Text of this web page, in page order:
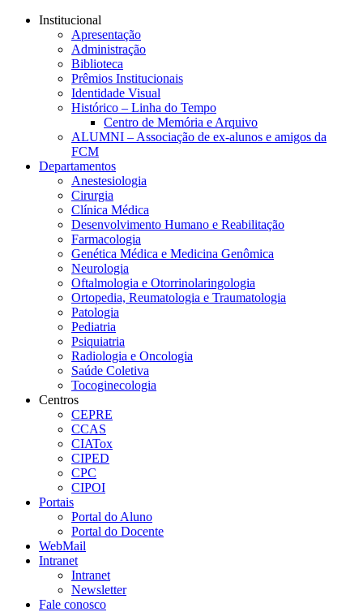
Conteúdo principal
Institucional
Apresentação
Administração
Biblioteca
Prêmios Institucionais
Identidade Visual
Histórico – Linha do Tempo
Centro de Memória e Arquivo
ALUMNI – Associação de ex-alunos e amigos da
FCM
Departamentos
Anestesiologia
Cirurgia
Clínica Médica
Desenvolvimento Humano e Reabilitação
Farmacologia
Genética Médica e Medicina Genômica
Neurologia
Oftalmologia e Otorrinolaringologia
Ortopedia, Reumatologia e Traumatologia
Patologia
Pediatria
Psiquiatria
Radiologia e Oncologia
Saúde Coletiva
Tocoginecologia
Centros
CEPRE
CCAS
CIATox
CIPED
CPC
CIPOI
Portais
Portal do Aluno
Portal do Docente
WebMail
Intranet
Intranet
Newsletter
Fale conosco